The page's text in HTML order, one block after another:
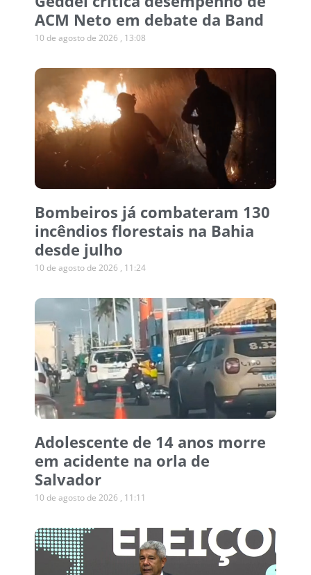
ACM Neto em debate da Band
10 de agosto de 2026 13:08
Bombeiros já combateram 130
incêndios florestais na Bahia
desde julho
10 de agosto de 2026 11:24
Adolescente de 14 anos morre
em acidente na orla de
Salvador
10 de agosto de 2026 11:11